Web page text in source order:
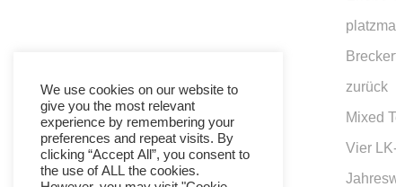
zurück
Mixed
Vier
We use cookies on our website to
give you the most relevant
experience by remembering your
preferences and repeat visits. By
clicking “Accept All”, you consent to
the use of ALL the cookies.